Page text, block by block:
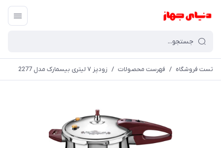
تست فروشگاه / فهرست محصولات / زودپز ۷ لیتری بیسمارک مدل 2277